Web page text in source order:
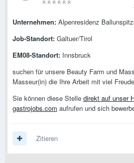
Unternehmen: Alpenresidenz
Job-Standort: Galtuer/Tirol
EM08-Standort: Innsbruck
suchen für unsere Beauty Farm und
Masseur(in) die Ihre Arbeit mit viel
Sie können diese Stelle direkt auf unser
gastrojobs.com aufrufen und sich
Zitieren